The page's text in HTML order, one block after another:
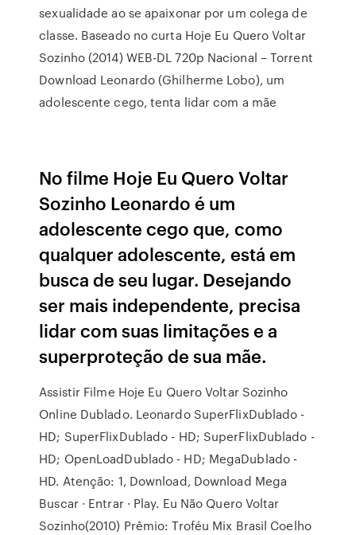
sexualidade ao se apaixonar por um colega de
classe. Baseado no curta Hoje Eu Quero Voltar
Sozinho (2014) WEB-DL 720p Nacional – Torrent
Download Leonardo (Ghilherme Lobo), um
adolescente cego, tenta lidar com a mãe
No filme Hoje Eu Quero Voltar
Sozinho Leonardo é um
adolescente cego que, como
qualquer adolescente, está em
busca de seu lugar. Desejando
ser mais independente, precisa
lidar com suas limitações e a
superproteção de sua mãe.
Assistir Filme Hoje Eu Quero Voltar Sozinho
Online Dublado. Leonardo SuperFlixDublado -
HD; SuperFlixDublado - HD; SuperFlixDublado -
HD; OpenLoadDublado - HD; MegaDublado -
HD. Atenção: 1, Download, Download Mega
Buscar · Entrar · Play. Eu Não Quero Voltar
Sozinho(2010) Prêmio: Troféu Mix Brasil Coelho